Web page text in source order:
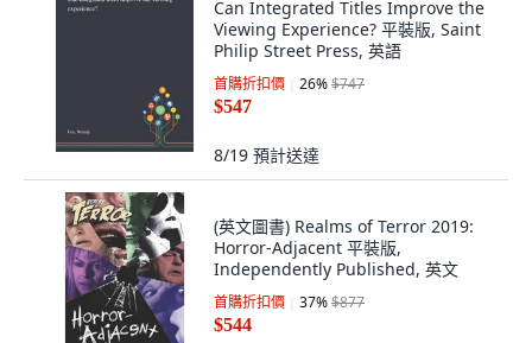
Can Integrated Titles Improve the
Viewing Experience? 平裝版, Saint
Philip Street Press, 英語
首購折扣價 26%$747
$547
8/19 預計送達
(英文圖書) Realms of Terror 2019:
Horror-Adjacent 平裝版,
Independently Published, 英文
首購折扣價 37%$877
$544